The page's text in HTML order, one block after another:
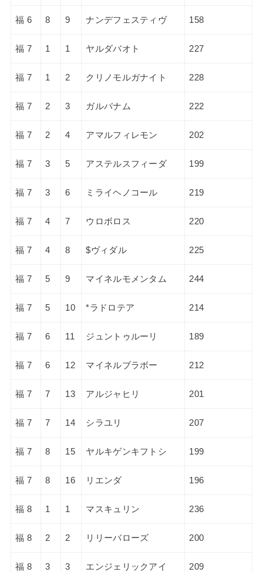
福 6 8 9 ナンデフェスティヴ 158
福 7 1 1 ヤルダバオト 227
福 7 1 2 クリノモルガナイト 228
福 7 2 3 ガルバナム 222
福 7 2 4 アマルフィレモン 202
福 7 3 5 アステルスフィーダ 199
福 7 3 6 ミライヘノコール 219
福 7 4 7 ウロボロス 220
福 7 4 8 $ヴィダル 225
福 7 5 9 マイネルモメンタム 244
福 7 5 10 *ラドロテア 214
福 7 6 11 ジュントゥルーリ 189
福 7 6 12 マイネルブラボー 212
福 7 7 13 アルジャヒリ 201
福 7 7 14 シラユリ 207
福 7 8 15 ヤルキゲンキフトシ 199
福 7 8 16 リエンダ 196
福 8 1 1 マスキュリン 236
福 8 2 2 リリーバローズ 200
福 8 3 3 エンジェリックアイ 209